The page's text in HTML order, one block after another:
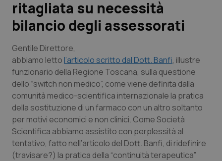
Studi e Analisi
Lettere al direttore
Edizioni Regionali
QS Pro
Professionisti Sanitari.AI
Abruzzo
QS Pro Gold
ritagliata su necessità
bilancio degli assessorati
Gentile Direttore,
abbiamo lettol’articolo scritto dal Dott. Banfi, illustre
funzionario della Regione Toscana, sulla questione
dello “switch non medico”, come viene definita dalla
comunità medico-scientifica internazionale la pratica
della sostituzione di un farmaco con un altro soltanto
per motivi economici e non clinici. Come Società
Scientifica abbiamo assistito con perplessità al
tentativo, fatto nell’articolo del Dott. Banfi, di ridefinire
(travisare?) la pratica della “continuità terapeutica”